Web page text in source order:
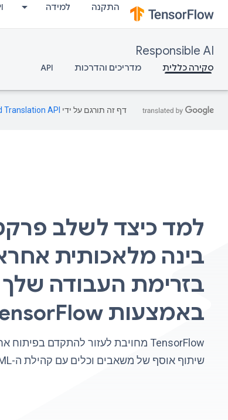
התקנה למידה
Responsible AI
סקירה כללית מדריכים והדרכות API
דף זה תורגם על ידי Translation API
למד כיצד לשלב
בינה מלאכותית
באמצעות TensorFlow
שיתוף אוסף של משאבים וכלים עם קהילת ה-ML.